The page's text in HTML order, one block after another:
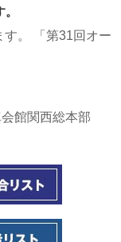
。 「第31回オー
館関西総本部